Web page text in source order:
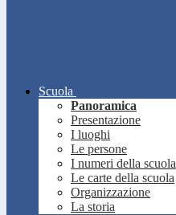
Scuola
Panoramica
Presentazione
I luoghi
Le persone
I numeri della scuola
Le carte della scuola
Organizzazione
La storia